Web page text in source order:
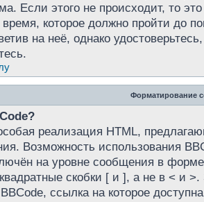
Если этого не происходит, то
которое должно пройти до
на неё, однако
Форматирование
реализация HTML,
Возможность использования
на уровне сообщения в
скобки [ и ], а не в < и
BBCode, ссылка на которое